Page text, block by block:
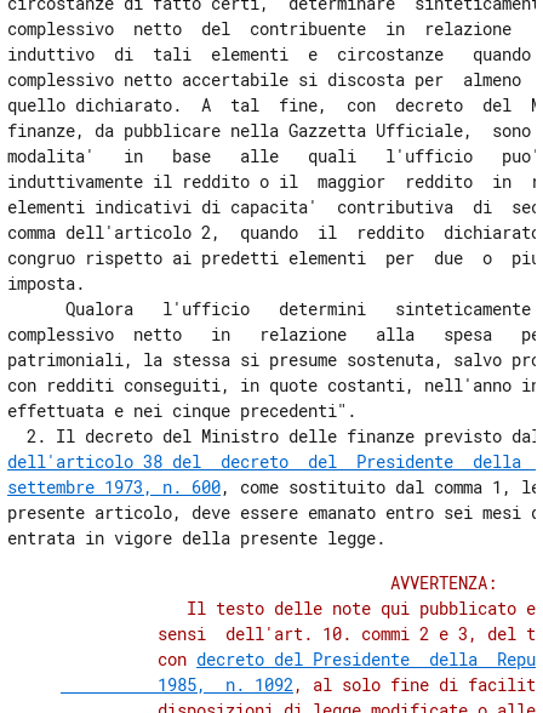
CAPO II
DISPOSIZIONI IN MATERIA DI RISCOSSIONE E DEFINIZIONE DEI CREDITI
DICHIARATI INESIGIBILI DAI CESSATI ESATTORI
17
TITOLO III
DISPOSIZIONI PER LA TRASPARENZA
DEI RAPPORTI TRA AMMINISTRAZIONE
FINANZIARIA E CONTRIBUENTI
CAPO I
POTERI DEGLI UFFICI PER L'ADEMPIMENTO
DEI LORO COMPITI E OBBLIGHI DI COMUNICAZIONE
18
19
20
TITOLO III
DISPOSIZIONI PER LA TRASPARENZA
DEI RAPPORTI TRA AMMINISTRAZIONE
FINANZIARIA E CONTRIBUENTI
CAPO II
INTERPELLO DELL'AMMINISTRAZIONE
TITOLO III
DISPOSIZIONI PER LA TRASPARENZA
DEI RAPPORTI TRA AMMINISTRAZIONE
FINANZIARIA E CONTRIBUENTI
complessivo  netto  del  contribuente  in  relazione
induttivo  di  tali  elementi  e  circostanze
complessivo netto accertabile si discosta per  almeno
quello dichiarato.  A  tal  fine,  con  decreto  del
finanze, da pubblicare nella Gazzetta Ufficiale,
modalita'   in   base   alle   quali   l'ufficio   puo'
induttivamente il reddito o il  maggior  reddito  in
elementi indicativi di capacita'  contributiva  di
comma dell'articolo 2,  quando  il  reddito
congruo rispetto ai predetti elementi  per  due  o
imposta.
Qualora   l'ufficio   determini   sinteticamente
complessivo  netto   in   relazione   alla   spesa
patrimoniali, la stessa si presume sostenuta, salvo
con redditi conseguiti, in quote costanti, nell'anno
effettuata e nei cinque precedenti".
2. Il decreto del Ministro delle finanze previsto
dell'articolo 38 del  decreto  del  Presidente  della
settembre 1973, n. 600, come sostituito dal comma 1,
presente articolo, deve essere emanato entro sei
          AVVERTENZA:
Il testo delle note qui pubblicato
sensi  dell'art. 10. commi 2 e 3, del
          con
decreto del Presidente  della
          1985,  n. 1092
, al solo fine di